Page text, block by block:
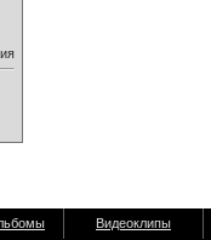
Видеоклипы